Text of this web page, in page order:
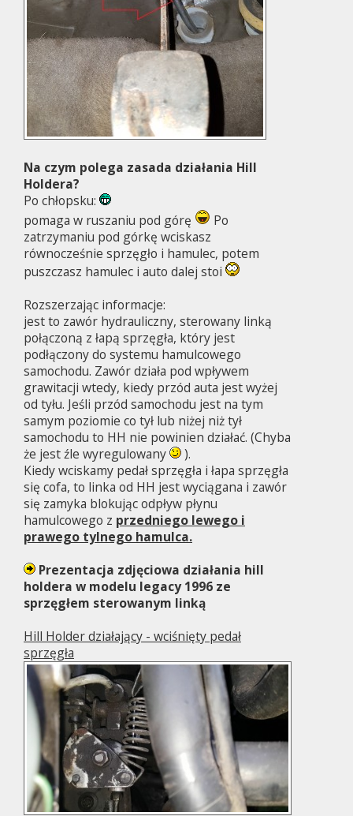
Na czym polega zasada działania Hill
Holdera?
Po chłopsku:
pomaga w ruszaniu pod górę
Po
zatrzymaniu pod górkę wciskasz
równocześnie sprzęgło i hamulec, potem
puszczasz hamulec i auto dalej stoi
Rozszerzając informacje:
jest to zawór hydrauliczny, sterowany linką
połączoną z łapą sprzęgła, który jest
podłączony do systemu hamulcowego
samochodu. Zawór działa pod wpływem
grawitacji wtedy, kiedy przód auta jest wyżej
od tyłu. Jeśli przód samochodu jest na tym
samym poziomie co tył lub niżej niż tył
samochodu to HH nie powinien działać. (Chyba
że jest źle wyregulowany
).
Kiedy wciskamy pedał sprzęgła i łapa sprzęgła
się cofa, to linka od HH jest wyciągana i zawór
się zamyka blokując odpływ płynu
hamulcowego z przedniego lewego i
prawego tylnego hamulca.
Prezentacja zdjęciowa działania hill
holdera w modelu legacy 1996 ze
sprzęgłem sterowanym linką
Hill Holder działający - wciśnięty pedał
sprzęgła